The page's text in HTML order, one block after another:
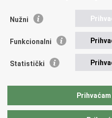
EMN Nacionalna kontaktna
Policijska akademija
Zaklada policijske solidarnosti
Udruge
Nužni
Funkcionalni
Statistički